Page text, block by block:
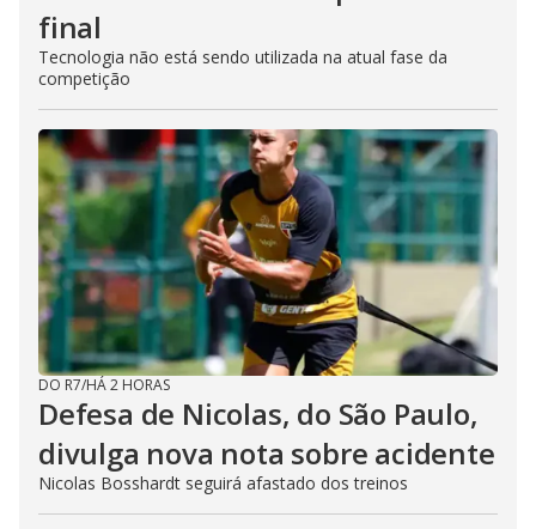
final
Tecnologia não está sendo utilizada na atual fase da
competição
DO R7/HÁ 2 HORAS
Defesa de Nicolas, do São Paulo,
divulga nova nota sobre acidente
Nicolas Bosshardt seguirá afastado dos treinos